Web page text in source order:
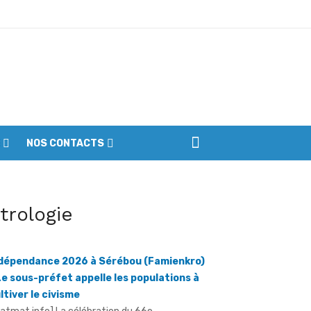
NOS CONTACTS
2026 à Sérébou (Famienkro)
le civisme
La célébration du 66e
de l'accession de la Côte d'Ivoire à
le vendredi 7 août 2026, à ...